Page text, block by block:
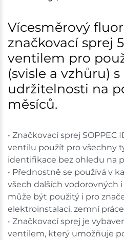
Vícesměrový
značkovací sprej
ventilem pro
(svisle a vzhůru)
udržitelnosti na
měsíců.
• Značkovací sprej SOPPEC
ventilu použít pro všechny
identifikace bez ohledu na
• Přednostně se používá v
všech dalších vodorovných
může být použitý i pro
elektroinstalaci, zemní
• Značkovací sprej je
ventilem, který umožňuje